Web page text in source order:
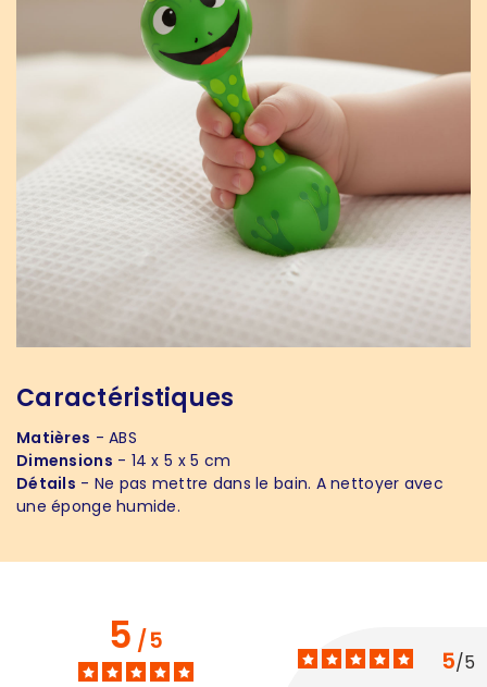
Caractéristiques
Matières - ABS
Dimensions - 14 x 5 x 5 cm
Détails - Ne pas mettre dans le bain. A nettoyer avec
une éponge humide.
5/5
5/5